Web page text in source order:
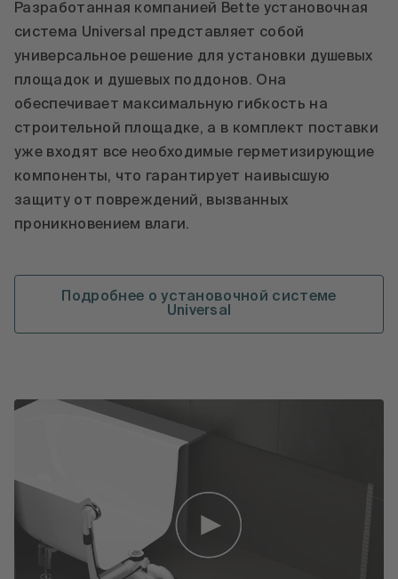
Разработанная компанией Bette установочная
система Universal представляет собой
универсальное решение для установки душевых
площадок и душевых поддонов. Она
обеспечивает максимальную гибкость на
строительной площадке, а в комплект поставки
уже входят все необходимые герметизирующие
компоненты, что гарантирует наивысшую
защиту от повреждений, вызванных
проникновением влаги.
Подробнее о установочной системе
Universal